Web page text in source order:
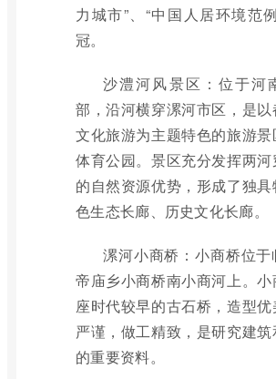
力城市”、“中国人居环境范
冠。
沙澧河风景区：位于河
部，沿河横穿漯河市区，是
文化旅游为主题特色的旅游
体育公园。景区充分发挥两
的自然资源优势，形成了独
色生态长廊、历史文化长廊。
漯河小商桥：小商桥位
帝庙乡小商桥南小商河上。
座时代较早的古石桥，造型
严谨，做工精致，是研究建筑
的重要资料。